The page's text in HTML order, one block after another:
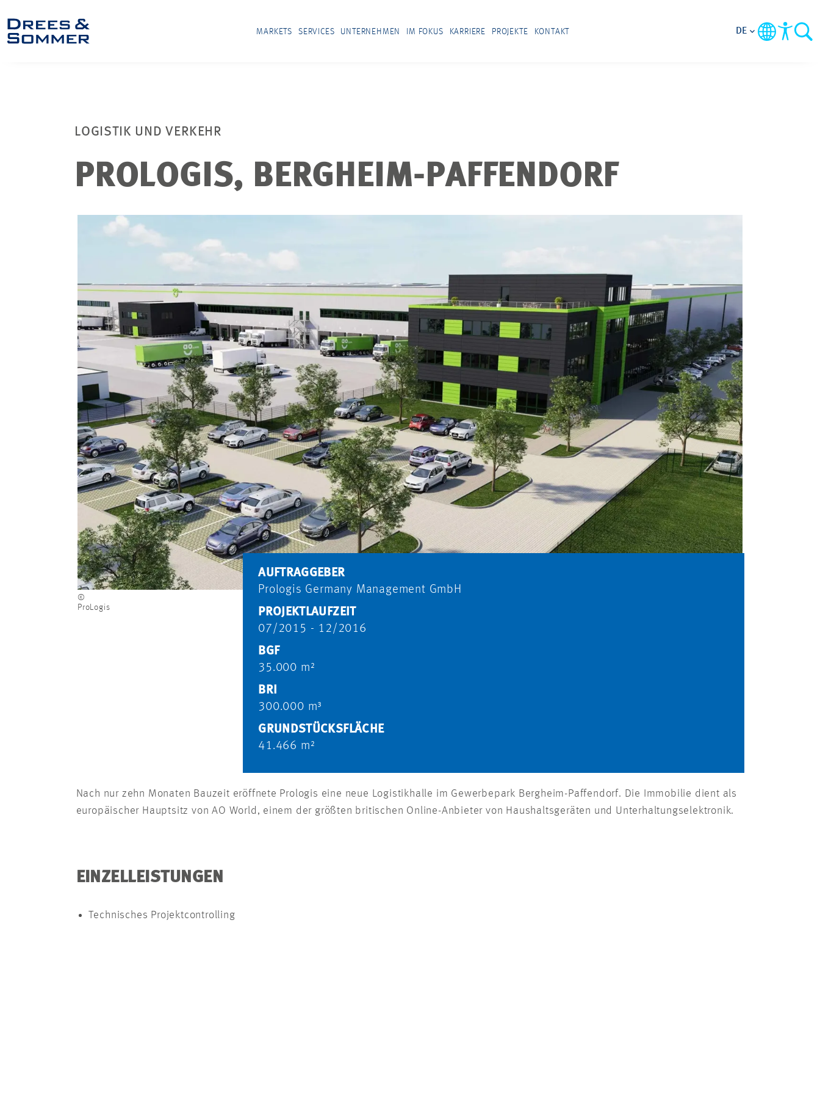
MARKETS SERVICES UNTERNEHMEN IM FOKUS KARRIERE PROJEKTE KONTAKT DE
LOGISTIK UND VERKEHR
PROLOGIS, BERGHEIM-PAFFENDORF
©
ProLogis
AUFTRAGGEBER
Prologis Germany Management GmbH
PROJEKTLAUFZEIT
07/2015 - 12/2016
BGF
35.000 m²
BRI
300.000 m³
GRUNDSTÜCKSFLÄCHE
41.466 m²
Nach nur zehn Monaten Bauzeit eröffnete Prologis eine neue Logistikhalle im Gewerbepark Bergheim-Paffendorf. Die Immobilie dient als
europäischer Hauptsitz von AO World, einem der größten britischen Online-Anbieter von Haushaltsgeräten und Unterhaltungselektronik.
EINZELLEISTUNGEN
Technisches Projektcontrolling